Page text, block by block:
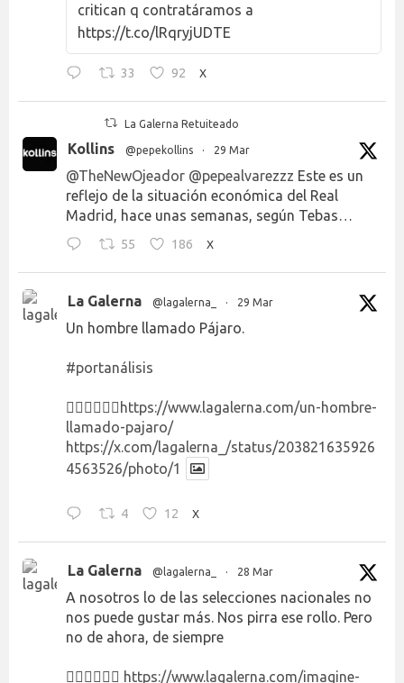
critican q contratáramos a
https://t.co/lRqryjUDTE
33 92 X
La Galerna Retuiteado
Kollins @pepekollins · 29 Mar
@TheNewOjeador @pepealvarezzz Este es un
reflejo de la situación económica del Real
Madrid, hace unas semanas, según Tebas…
55 186 X
La Galerna @lagalerna_ · 29 Mar
Un hombre llamado Pájaro.
#portanálisis
👉🏻👉🏻👉🏻 https://www.lagalerna.com/un-hombre-
llamado-pajaro/
https://x.com/lagalerna_/status/203821635926
4563526/photo/1
4 12 X
La Galerna @lagalerna_ · 28 Mar
A nosotros lo de las selecciones nacionales no
nos puede gustar más. Nos pirra ese rollo. Pero
no de ahora, de siempre
👉🏻👉🏻👉🏻 https://www.lagalerna.com/imagine-